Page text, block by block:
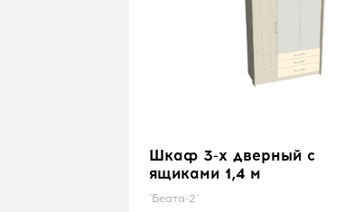
Шкаф 3-х дверный с
ящиками 1,4 м
"Беата-2"